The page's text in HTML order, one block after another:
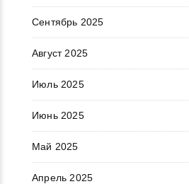
Сентябрь 2025
Август 2025
Июль 2025
Июнь 2025
Май 2025
Апрель 2025